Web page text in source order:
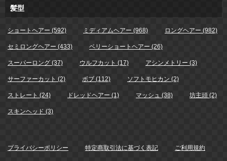
髪型
ショートヘアー (592) ミディアムヘアー (968) ロングヘアー (982)
セミロングヘアー (433) ベリーショートヘアー (26)
スーパーロング (37) ウルフカット (17) アシンメトリー (3)
サーファーカット (2) ボブ (112) ソフトモヒカン (2)
ストレート (24) ドレッドヘアー (1) マッシュ (38) 坊主頭 (2)
スキンヘッド (3)
プライバシーポリシー 特定商取引法に基づく表記 ご利用規約